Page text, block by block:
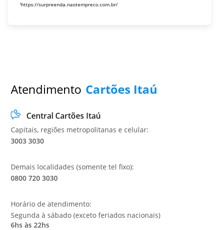
¹https://surpreenda.naotempreco.com.br/
Atendimento Cartões Itaú
Central Cartões Itaú
Capitais, regiões metropolitanas e celular:
3003 3030
Demais localidades (somente tel fixo):
0800 720 3030
Horário de atendimento:
Segunda à sábado (exceto feriados nacionais)
6hs às 22hs